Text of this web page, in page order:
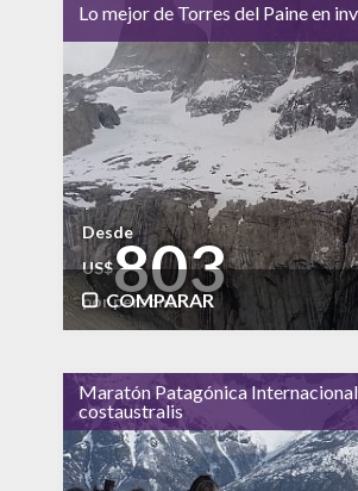
alto
Vida Nocturna
Lo mejor de Torres del Paine en
Desde
US$803
por persona
COMPARAR
Naturaleza
alto
Vida Nocturna
Maratón Patagónica
costaustralis